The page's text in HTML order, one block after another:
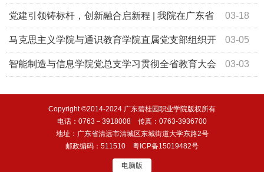
主题党日活动 03-18
党建引领铸标杆，创新融合启新程 | 我院在广东省
第五批新时代党建示范创建和质量创优工作中再创佳绩03-05
马克思主义学院与通识教育学院直属党支部组织开
展2月份党员大会暨主题党日活动 03-03
智能制造与信息学院党总支学习贯彻全省教育大会
Copyright ©2014-2024 广东碧桂园职业学院版权所有
电话：0763－3918008 传真：0763-3936700
地址：广东省清远市清城区东城街道大学东路2号
邮政编码：511510 粤ICP备15019482号
电脑版